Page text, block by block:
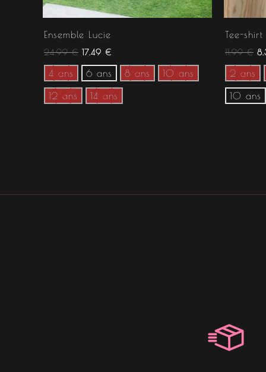
Ensemble Lucie
24.99€ 17.49 €
4 ans 6 ans 8 ans 10 ans
12 ans 14 ans
Tee-
11.99€
2 ans
10 ans